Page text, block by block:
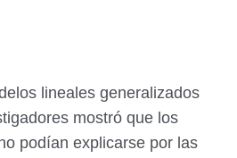
lineales generalizados
mostró que los
podían explicarse por las